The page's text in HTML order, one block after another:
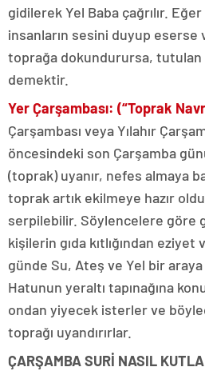
gidilerek Yel Baba çağrılır.
insanların sesini duyup eserse
toprağa dokundurursa,
demektir.
Yer Çarşambası: (“Toprak
Çarşambası veya Yılahır
öncesindeki son Çarşamba
(toprak) uyanır, nefes almaya
toprak artık ekilmeye hazır
serpilebilir. Söylencelere göre
kişilerin gıda kıtlığından eziyet
günde Su, Ateş ve Yel bir
Hatunun yeraltı tapınağına
ondan yiyecek isterler ve
toprağı uyandırırlar.
ÇARŞAMBA SURİ NASIL